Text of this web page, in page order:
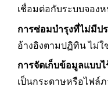
เชื่อมต่อกับระบบจอง
การซ่อมบำรุงที่ไม่มีป
อ้างอิงตามปฏิทิน ไม่ใ
การจัดเก็บข้อมูลแบบ
เป็นกระดาษหรือไฟล์